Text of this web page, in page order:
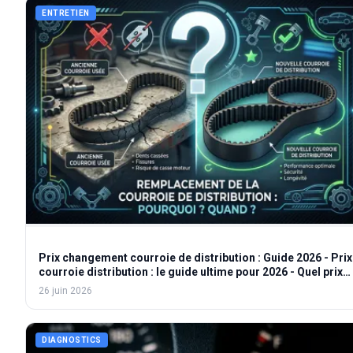
ENTRETIEN
Prix changement courroie de distribution : Guide 2026 - Prix
courroie distribution : le guide ultime pour 2026 - Quel prix
pour changer votre courroie de distribution ?
26 juin 2026
DIAGNOSTICS